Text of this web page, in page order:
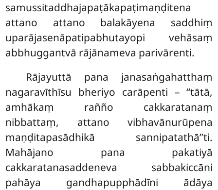
samussitaddhajapaṭākapaṭimaṇḍitena
attano attano balakāyena saddhiṃ
uparājasenāpatipabhutayopi vehāsaṃ
abbhuggantvā rājānameva parivārenti.
Rājayuttā pana janasaṅgahatthaṃ
nagaravīthīsu bheriyo carāpenti – ‘‘tātā,
amhākaṃ rañño cakkaratanaṃ
nibbattaṃ, attano vibhavānurūpena
maṇḍitapasādhikā sannipatathā’’ti.
Mahājano pana pakatiyā
cakkaratanasaddeneva sabbakiccāni
pahāya gandhapupphādīni ādāya